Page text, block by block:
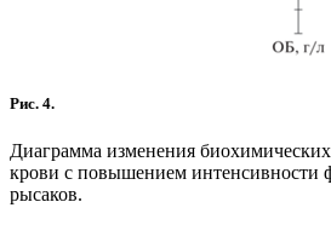
Рис. 4.
Диаграмма изменения
крови с повышением интенсивности
рысаков.